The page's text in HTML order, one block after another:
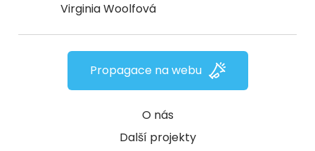
Virginia Woolfová
O nás
Další projekty
Propagace na webu